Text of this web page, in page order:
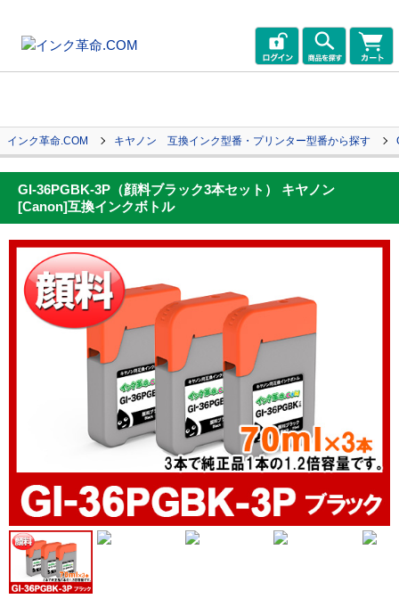
インク革命.COM キヤノン 互換インク型番・プリンター型番から探す
GI-36PGBK-3P（顔料ブラック3本セット） キヤノン
[Canon]互換インクボトル